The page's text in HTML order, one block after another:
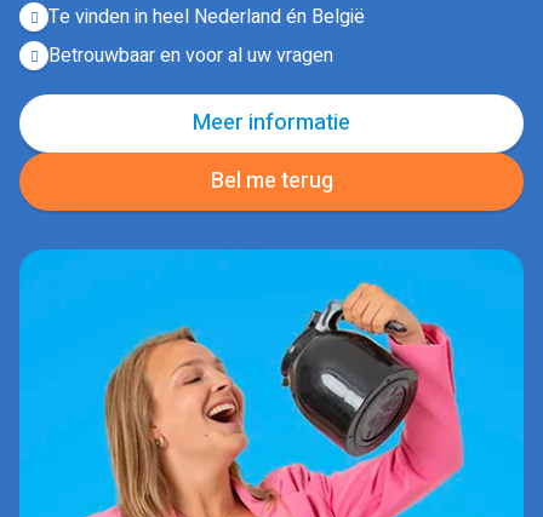
Te vinden in heel Nederland én België
Betrouwbaar en voor al uw vragen
Meer informatie
Bel me terug